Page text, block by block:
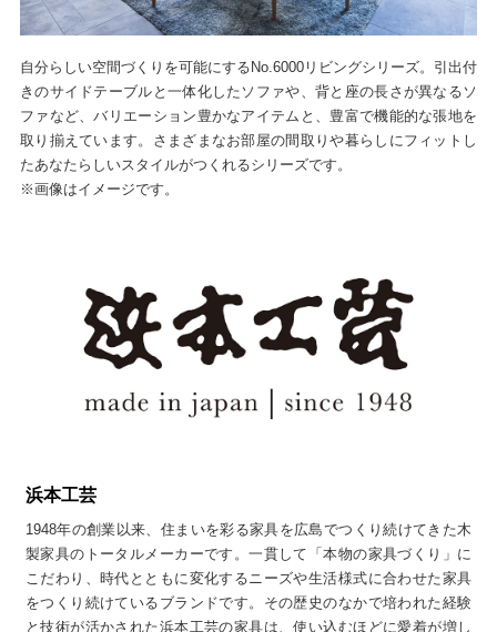
自分らしい空間づくりを可能にするNo.6000リビングシリーズ。引出付
きのサイドテーブルと一体化したソファや、背と座の長さが異なるソ
ファなど、バリエーション豊かなアイテムと、豊富で機能的な張地を
取り揃えています。さまざまなお部屋の間取りや暮らしにフィットし
たあなたらしいスタイルがつくれるシリーズです。
※画像はイメージです。
浜本工芸
1948年の創業以来、住まいを彩る家具を広島でつくり続けてきた木
製家具のトータルメーカーです。一貫して「本物の家具づくり」に
こだわり、時代とともに変化するニーズや生活様式に合わせた家具
をつくり続けているブランドです。その歴史のなかで培われた経験
と技術が活かされた浜本工芸の家具は、使い込むほどに愛着が増し